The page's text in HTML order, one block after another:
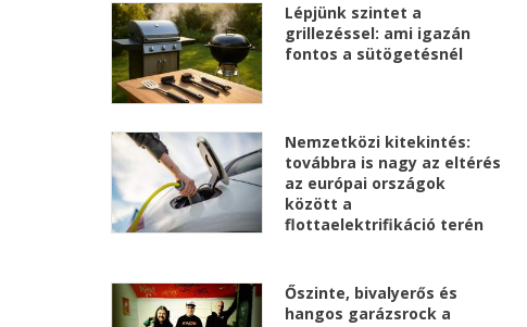
Lépjünk szintet a
grillezéssel: ami igazán
fontos a sütögetésnél
Nemzetközi kitekintés:
továbbra is nagy az eltérés
az európai országok
között a
flottaelektrifikáció terén
Őszinte, bivalyerős és
hangos garázsrock a